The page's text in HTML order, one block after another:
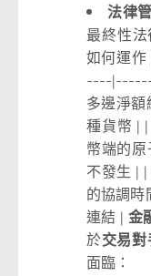
法律
最終性
如何運
----
多邊淨額
種貨幣 | |
幣端的
不發生 | |
的協調時
連結 | 金
於交易
面臨：